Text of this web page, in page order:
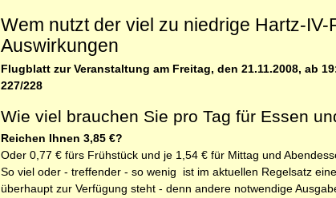
Wem nutzt der viel zu niedrige Hartz-
Auswirkungen
Flugblatt zur Veranstaltung am Freitag, den 21.11.2008, ab
227/228
Wie viel brauchen Sie pro Tag für Essen
Reichen Ihnen 3,85 €?
Oder 0,77 € fürs Frühstück und je 1,54 € für Mittag und
So viel oder - treffender - so wenig ist im aktuellen Regelsatz
überhaupt zur Verfügung steht - denn andere not­wendige